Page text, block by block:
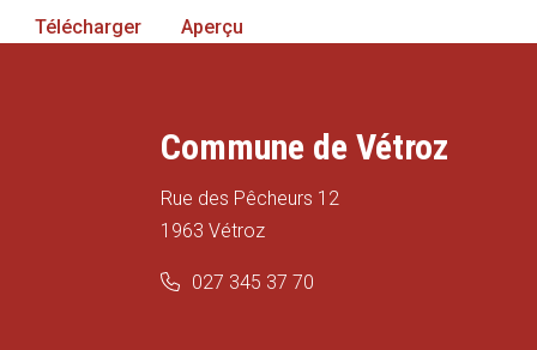
Télécharger
Aperçu
Commune de Vétroz
Rue des Pêcheurs 12
1963 Vétroz
027 345 37 70